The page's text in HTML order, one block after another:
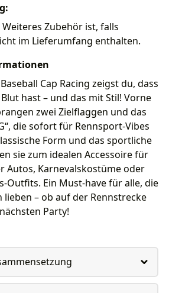
Weiteres Zubehör ist, falls
im Lieferumfang enthalten.
Cap Racing zeigst du, dass
hast – und das mit Stil! Vorne
zwei Zielflaggen und das
die sofort für Rennsport-Vibes
Form und das sportliche
sie zum idealen Accessoire für
Autos, Karnevalskostüme oder
Outfits. Ein Must-have für alle, die
lieben – ob auf der Rennstrecke
Party!